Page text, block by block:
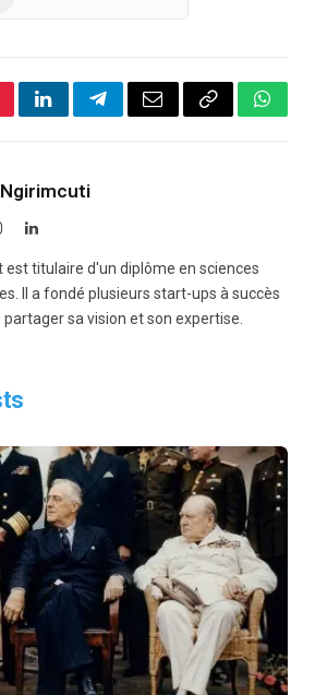
LinkedInTelegramEmail Copy
InstagramLinkedIn
est titulaire d'un diplôme en sciences
Il a fondé plusieurs start-ups à succès
sa vision et son expertise.